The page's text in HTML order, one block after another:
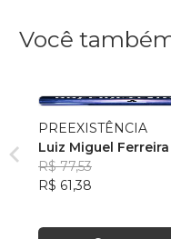
Você
PREEXISTÊNCIA
Luiz Miguel Ferreira
R$ 77,53
R$ 61,38